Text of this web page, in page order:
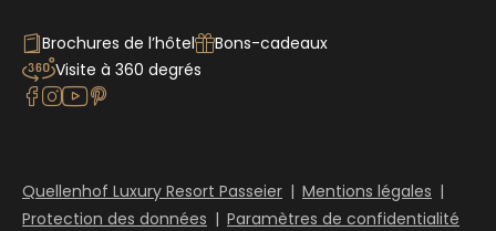
Brochures de l’hôtel
Bons-cadeaux
Visite à 360 degrés
Quellenhof Luxury Resort Passeier | Mentions légales |
Protection des données | Paramètres de confidentialité